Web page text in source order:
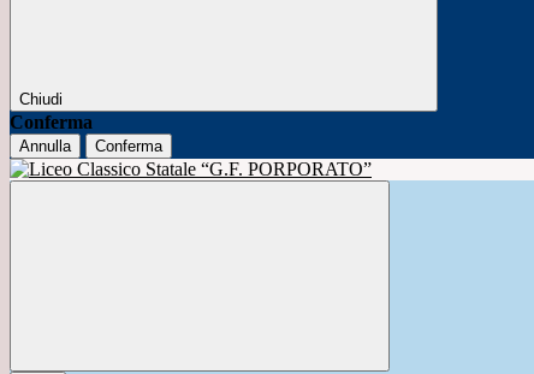
Chiudi
Conferma
Annulla Conferma